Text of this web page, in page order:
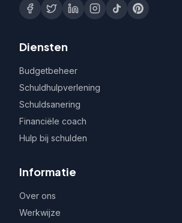
Diensten
Budgetbeheer
Schuldhulpverlening
Schuldsanering
Financiële coach
Hulp bij schulden
Informatie
Over ons
Werkwijze